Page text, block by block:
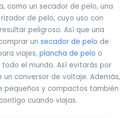
como un secador de pelo, una
de pelo, cuyo uso con
peligroso. Así que una
un secador de pelo de
viajes, plancha de pelo o
el mundo. Así evitarás por
conversor de voltaje. Además,
pequeños y compactos también
cuando viajas.